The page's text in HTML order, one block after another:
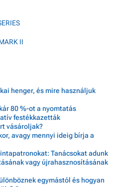
II
henger, és mire használjuk
80 %-ot a nyomtatás
festékkazetták
vásároljak?
avagy mennyi ideig bírja a
Tanácsokat adunk
vagy újrahasznosításának
egymástól és hogyan